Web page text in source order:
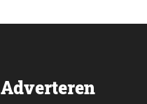
Adverteren